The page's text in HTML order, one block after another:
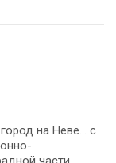
на Неве... с